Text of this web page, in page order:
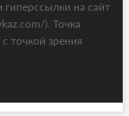
гиперссылки на сайт
). Точка
точкой зрения